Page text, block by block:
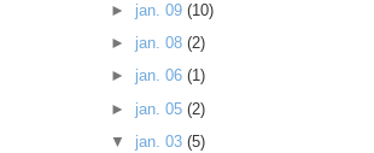
► jan. 09 (10)
► jan. 08 (2)
► jan. 06 (1)
► jan. 05 (2)
▼ jan. 03 (5)